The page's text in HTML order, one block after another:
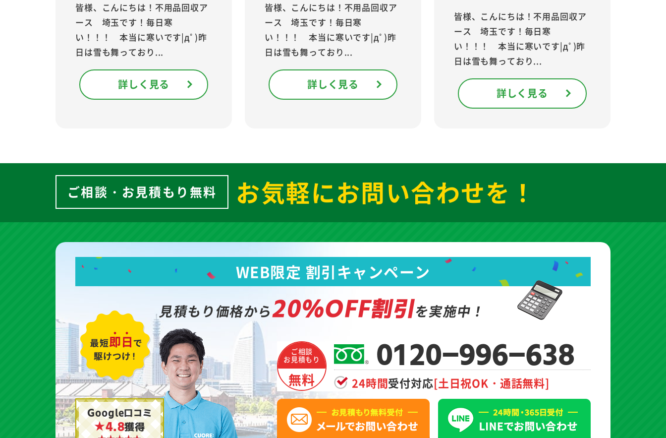
皆様、こんにちは！不用品回収ア
ース 埼玉です！毎日寒
い！！！ 本当に寒いです|дﾟ)昨
日は雪も舞っており...
詳しく見る
皆様、こんにちは！不用品回収ア
ース 埼玉です！毎日寒
い！！！ 本当に寒いです|дﾟ)昨
日は雪も舞っており...
詳しく見る
皆様、こんにちは！不用品回収ア
ース 埼玉です！毎日寒
い！！！ 本当に寒いです|дﾟ)昨
日は雪も舞っており...
詳しく見る
ご相談・お見積もり無料 お気軽にお問い合わせを！
Google口コミ
★4.8獲得
WEB限定 割引キャンペーン
見積もり価格から20%OFF割引を実施中！
ご相談
お見積もり
無料
0120-996-638
24時間受付対応[土日祝OK・通話無料]